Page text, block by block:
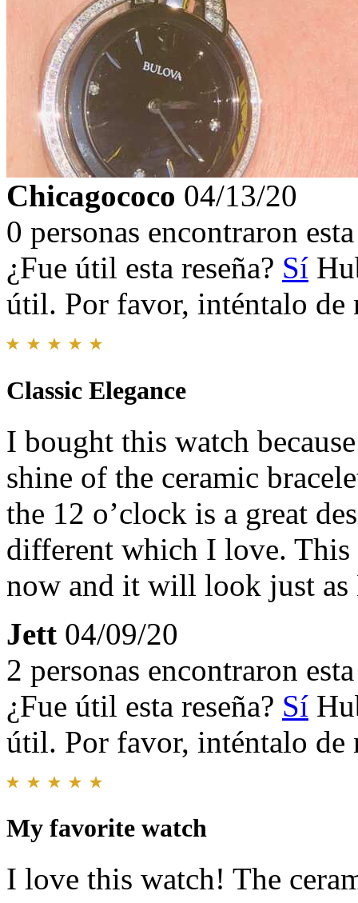
Chicagococo 04/13/20
0 personas encontraron
¿Fue útil esta reseña? Sí
útil. Por favor, inténtalo de
Classic Elegance
I bought this watch
shine of the ceramic
the 12 o’clock is a great
different which I love. This
now and it will look just as
Jett 04/09/20
2 personas encontraron
¿Fue útil esta reseña? Sí
útil. Por favor, inténtalo de
My favorite watch
I love this watch! The